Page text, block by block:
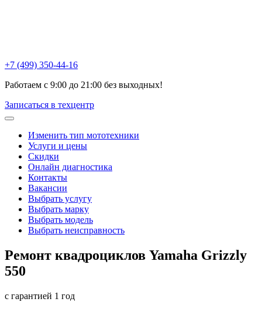
+7 (499) 350-44-16
Работаем с 9:00 до 21:00 без выходных!
Записаться в техцентр
Изменить тип мототехники
Услуги и цены
Скидки
Онлайн диагностика
Контакты
Вакансии
Выбрать услугу
Выбрать марку
Выбрать модель
Выбрать неисправность
Ремонт квадроциклов Yamaha Grizzly
550
с гарантией 1 год